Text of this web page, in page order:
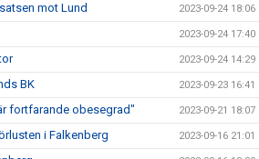
mot Lund 2023-09-24 18:06
2023-09-24 17:40
2023-09-24 14:29
BK 2023-09-23 16:41
fortfarande obesegrad" 2023-09-21 18:07
i Falkenberg 2023-09-16 21:01